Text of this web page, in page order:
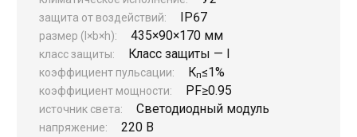
защита от воздействий: IP67
размер (l×b×h): 435×90×170 мм
класс защиты: Класс защиты — I
коэффициент пульсации: Кп≤1%
коэффициент мощности: PF≥0.95
источник света: Светодиодный модуль
напряжение: 220 В